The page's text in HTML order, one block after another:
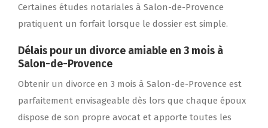
Certaines études notariales à Salon-de-Provence
pratiquent un forfait lorsque le dossier est simple.
Délais pour un divorce amiable en 3 mois à
Salon-de-Provence
Obtenir un divorce en 3 mois à Salon-de-Provence est
parfaitement envisageable dès lors que chaque époux
dispose de son propre avocat et apporte toutes les